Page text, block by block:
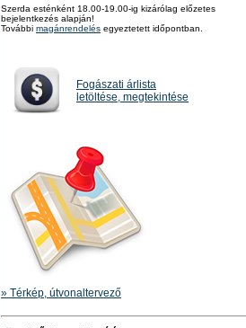
Szerda esténként 18.00-19.00-ig kizárólag előzetes
bejelentkezés alapján!
További magánrendelés egyeztetett időpontban.
Fogászati árlista
letöltése, megtekintése
» Térkép, útvonaltervező